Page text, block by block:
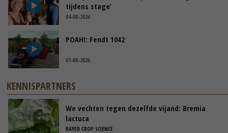
tijdens stage’
04-08-2026
POAH!: Fendt 1042
01-08-2026
KENNISPARTNERS
We vechten tegen dezelfde vijand: Bremia
lactuca
BAYER CROP SCIENCE